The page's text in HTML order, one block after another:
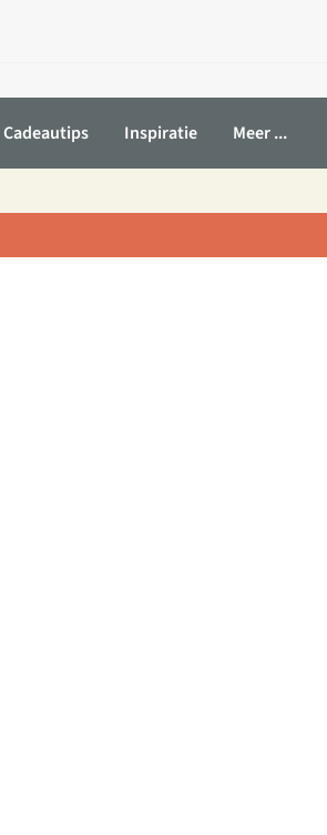
Cadeautips Inspiratie Meer ...